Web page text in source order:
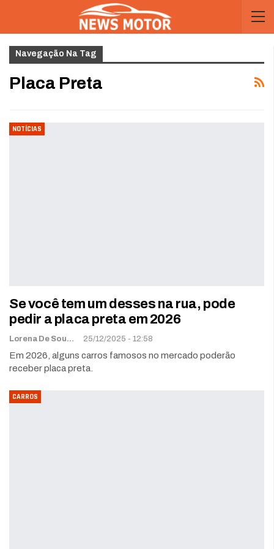
Navegação Na Tag
Placa Preta
NOTÍCIAS
Se você tem um desses na rua, pode
pedir a placa preta em 2026
Lorena De Sousa 25/12/2025 - 12:58
Em 2026, alguns carros famosos no mercado poderão
receber placa preta.
CARROS